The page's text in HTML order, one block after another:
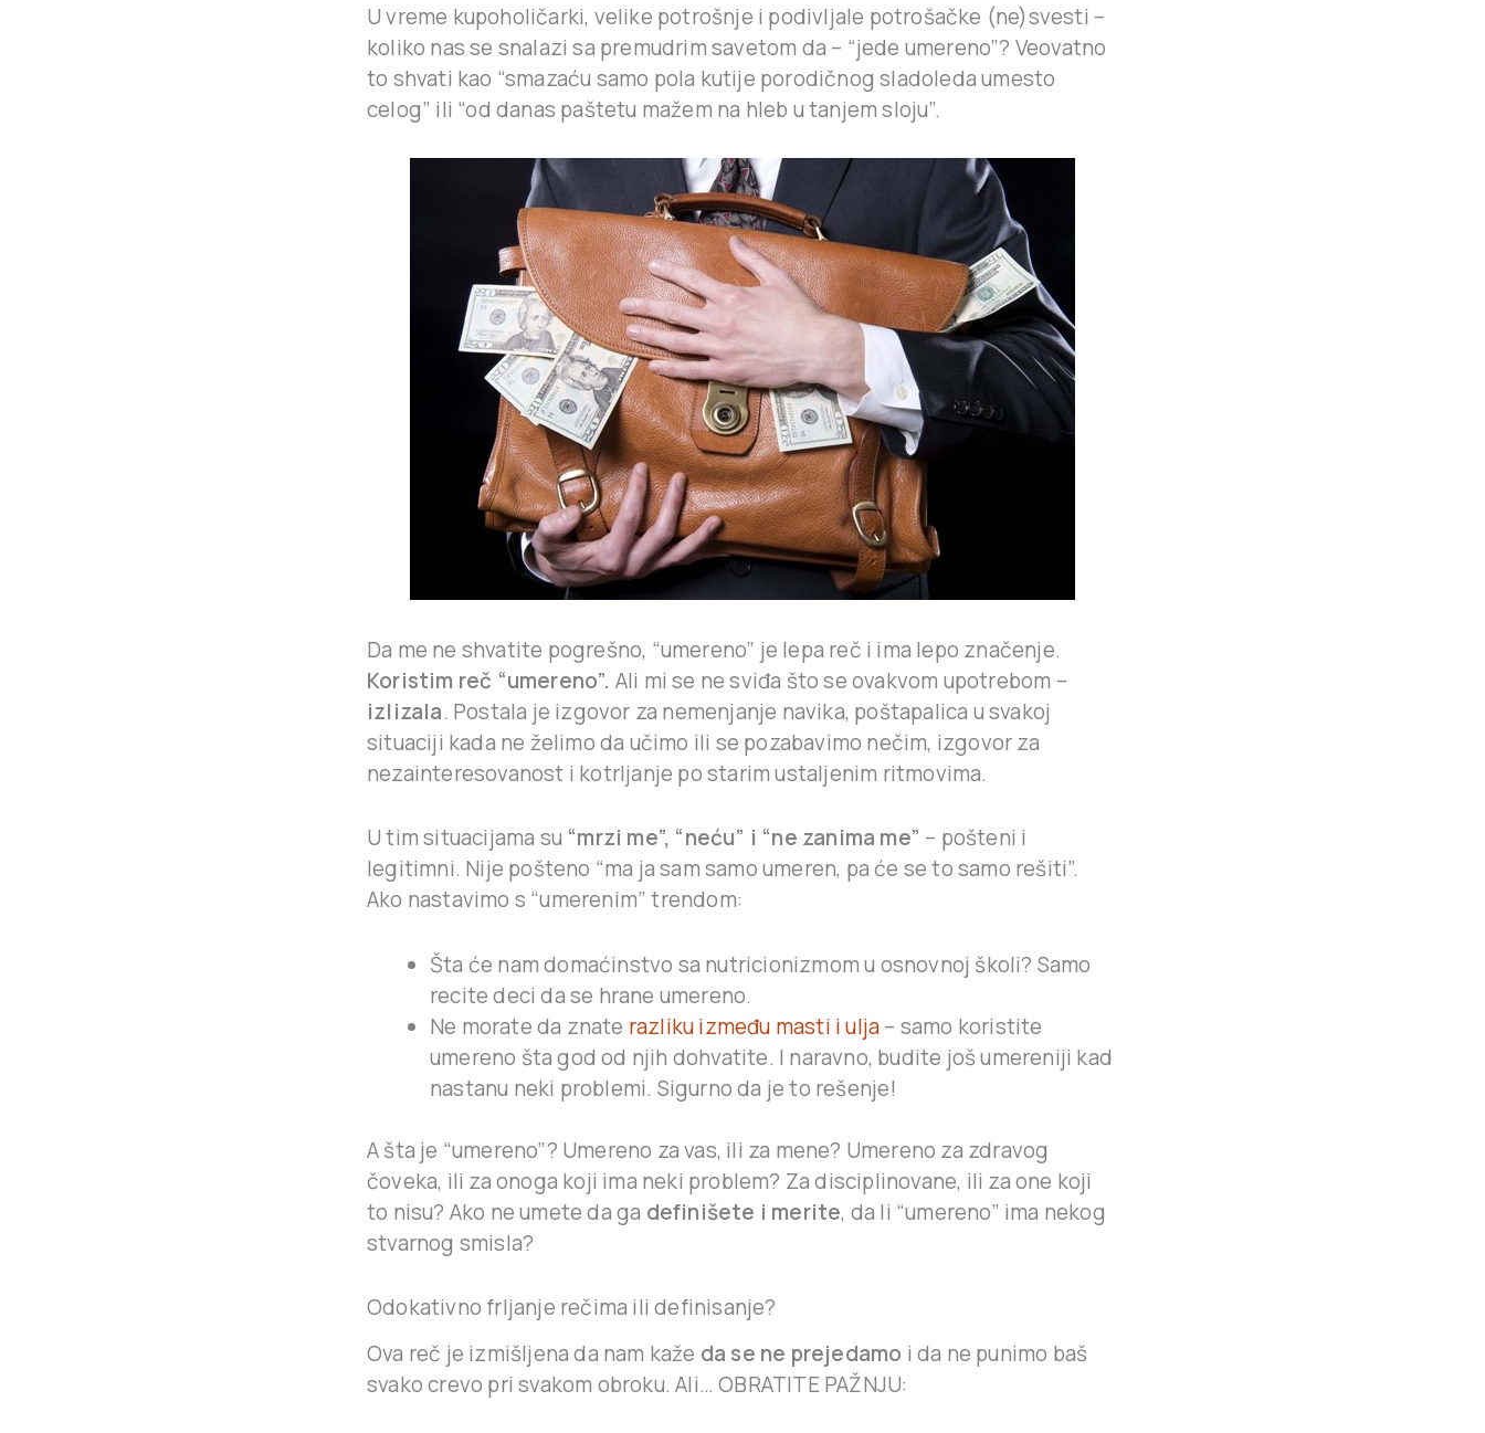
U vreme kupoholičarki, velike potrošnje i podivljale potrošačke (ne)svesti –
koliko nas se snalazi sa premudrim savetom da – “jede umereno”? Veovatno
to shvati kao “smazaću samo pola kutije porodičnog sladoleda umesto
celog” ili “od danas paštetu mažem na hleb u tanjem sloju”.
Da me ne shvatite pogrešno, “umereno” je lepa reč i ima lepo značenje.
Koristim reč “umereno”. Ali mi se ne sviđa što se ovakvom upotrebom –
izlizala. Postala je izgovor za nemenjanje navika, poštapalica u svakoj
situaciji kada ne želimo da učimo ili se pozabavimo nečim, izgovor za
nezainteresovanost i kotrljanje po starim ustaljenim ritmovima.
U tim situacijama su “mrzi me”, “neću” i “ne zanima me” – pošteni i
legitimni. Nije pošteno “ma ja sam samo umeren, pa će se to samo rešiti”.
Ako nastavimo s “umerenim” trendom:
Šta će nam domaćinstvo sa nutricionizmom u osnovnoj školi? Samo
recite deci da se hrane umereno.
Ne morate da znate razliku između masti i ulja– samo koristite
umereno šta god od njih dohvatite. I naravno, budite još umereniji kad
nastanu neki problemi. Sigurno da je to rešenje!
A šta je “umereno”? Umereno za vas, ili za mene? Umereno za zdravog
čoveka, ili za onoga koji ima neki problem? Za disciplinovane, ili za one koji
to nisu? Ako ne umete da ga definišete i merite, da li “umereno” ima nekog
stvarnog smisla?
Odokativno frljanje rečima ili definisanje?
Ova reč je izmišljena da nam kaže da se ne prejedamo i da ne punimo baš
svako crevo pri svakom obroku. Ali… OBRATITE PAŽNJU: